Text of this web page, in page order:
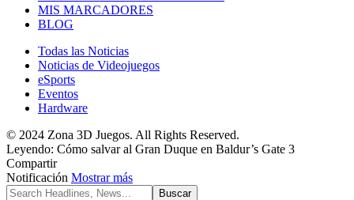
MIS MARCADORES
BLOG
Todas las Noticias
Noticias de Videojuegos
eSports
Eventos
Hardware
© 2024 Zona 3D Juegos. All Rights Reserved.
Leyendo: Cómo salvar al Gran Duque en Baldur’s Gate 3
Compartir
Notificación Mostrar más